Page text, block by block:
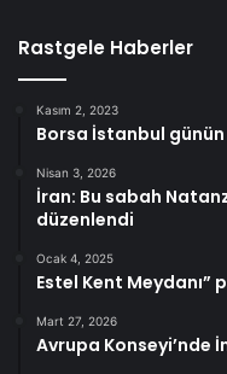
Rastgele Haberler
Kasım 2, 2023
Borsa İstanbul günün
Nisan 3, 2026
İran: Bu sabah
düzenlendi
Ocak 4, 2025
Estel Kent
Mart 27, 2026
Avrupa Konseyi’nde